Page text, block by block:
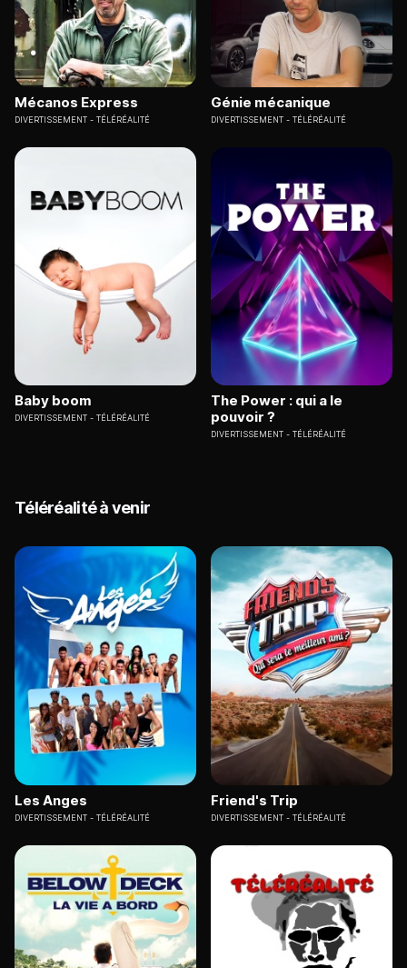
Mécanos Express
DIVERTISSEMENT TÉLÉRÉALITÉ
Génie mécanique
DIVERTISSEMENT TÉLÉRÉALITÉ
Baby boom
DIVERTISSEMENT TÉLÉRÉALITÉ
The Power : qui a le
pouvoir ?
DIVERTISSEMENT TÉLÉRÉALITÉ
Téléréalité à venir
Les Anges
DIVERTISSEMENT TÉLÉRÉALITÉ
Friend's Trip
DIVERTISSEMENT TÉLÉRÉALITÉ